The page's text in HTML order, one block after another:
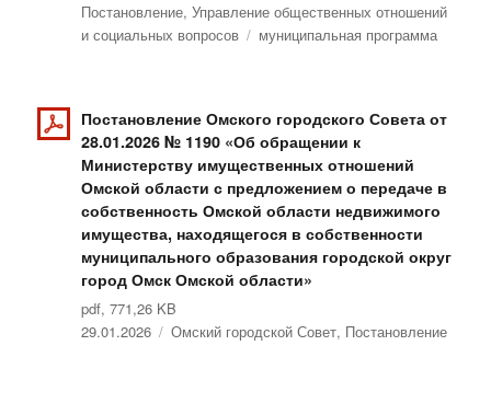
Постановление,Управление общественных отношений
и социальных вопросов
Метки
муниципальная программа
Постановление Омского городского Совета от
28.01.2026 № 1190 «Об обращении к
Министерству имущественных отношений
Омской области с предложением о передаче в
собственность Омской области недвижимого
имущества, находящегося в собственности
муниципального образования городской округ
город Омск Омской области»
pdf, 771,26 KB
Опубликовано
29.01.2026 Рубрики
Омский городской Совет, Постановление